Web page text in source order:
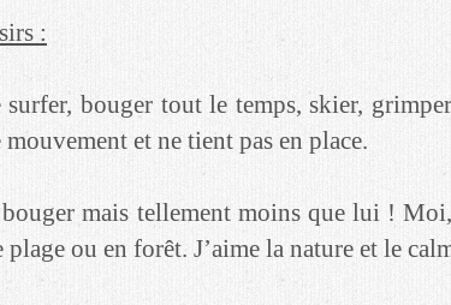
:
bouger tout le temps, skier,
mouvement et ne tient pas en place.
bouger mais tellement moins que lui !
plage ou en forêt. J’aime la nature et le